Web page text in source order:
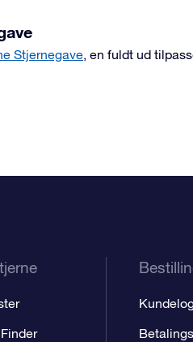
Stjernegave, en fuldt ud